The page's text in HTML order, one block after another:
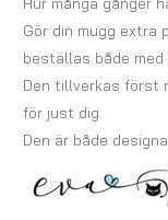
Gör din mugg extra
beställas både med
Den tillverkas först
för just dig.
Den är både